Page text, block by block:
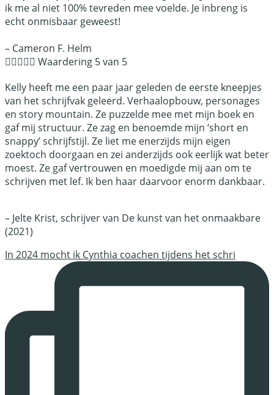
ik me al niet 100% tevreden mee voelde. Je inbreng is
echt onmisbaar geweest!
– Cameron F. Helm
 Waardering 5 van 5
Kelly heeft me een paar jaar geleden de eerste kneepjes
van het schrijfvak geleerd. Verhaalopbouw, personages
en story mountain. Ze puzzelde mee met mijn boek en
gaf mij structuur. Ze zag en benoemde mijn ‘short en
snappy’ schrijfstijl. Ze liet me enerzijds mijn eigen
zoektoch doorgaan en zei anderzijds ook eerlijk wat beter
moest. Ze gaf vertrouwen en moedigde mij aan om te
schrijven met lef. Ik ben haar daarvoor enorm dankbaar.
– Jelte Krist, schrijver van De kunst van het onmaakbare
(2021)
In 2024 mocht ik Cynthia coachen tijdens het schri